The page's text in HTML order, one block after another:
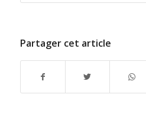
Partager cet article